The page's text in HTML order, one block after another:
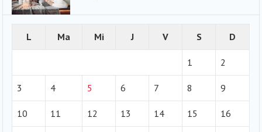
L Ma Mi J V S D
1 2
3 4 5 6 7 8 9
10 11 12 13 14 15 16